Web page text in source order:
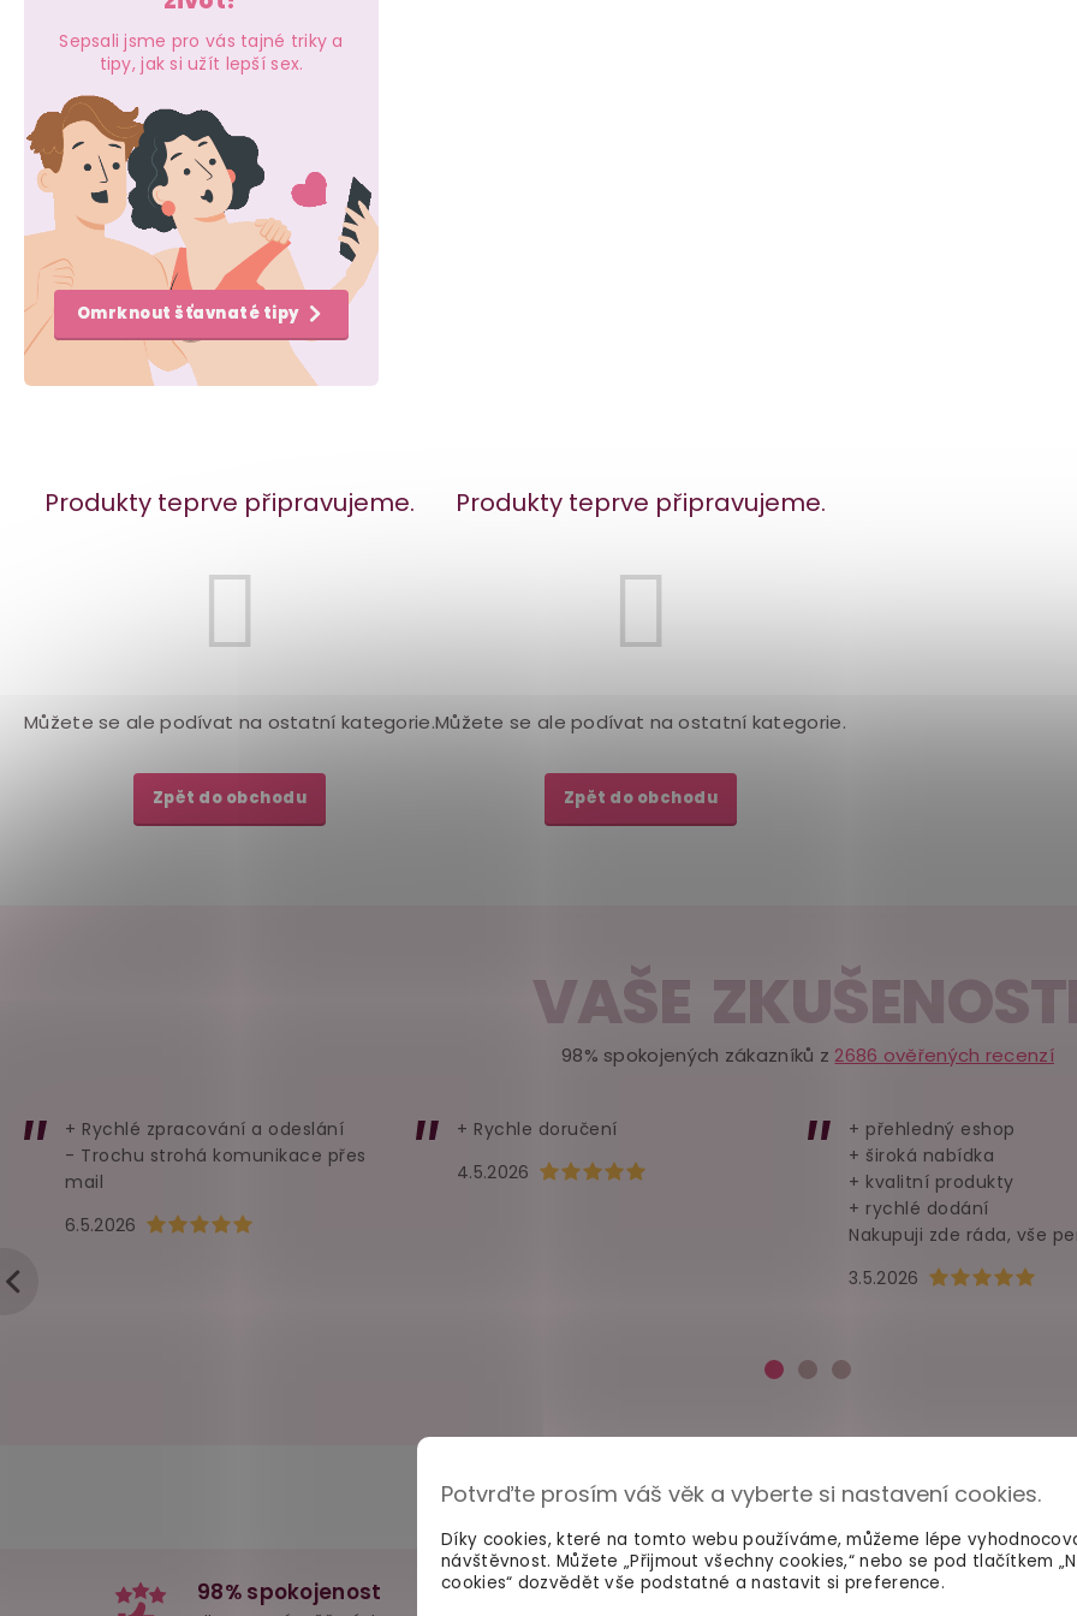
Potvrďte prosím váš věk a vyberte si nastavení cookies.
Díky cookies, které na tomto webu používáme, můžeme lépe
návštěvnost. Můžete „Přijmout všechny cookies,“ nebo se pod tlačítkem
cookies“ dozvědět vše podstatné a nastavit si preference.
Sepsali jsme pro vás tajné triky a
tipy, jak si užít lepší sex.
Omrknout šťavnaté tipy
Produkty teprve připravujeme.
Můžete se ale podívat na ostatní kategorie.
Zpět do obchodu
Produkty teprve připravujeme.
Můžete se ale podívat na ostatní kategorie.
Zpět do obchodu
VAŠE
98% spokojených zákazníků z 2686 ověřených recenzí
Hodnocení obchodu je 5 z 5 hvězdiček.
6.5.2026
+ Rychlé zpracování a odeslání
- Trochu strohá komunikace přes
mail
Hodnocení obchodu je 5 z 5 hvězdiček.
4.5.2026
+ Rychle doručení
Hodnocení
3.5.2026
+ přehledný eshop
+ široká nabídka
+ kvalitní produkty
+ rychlé dodání
Nakupuji zde ráda, vše
98% spokojenost 100% diskrétní balení Dodání do 2. dne